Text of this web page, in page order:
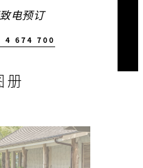
电预订
4 674 700
册